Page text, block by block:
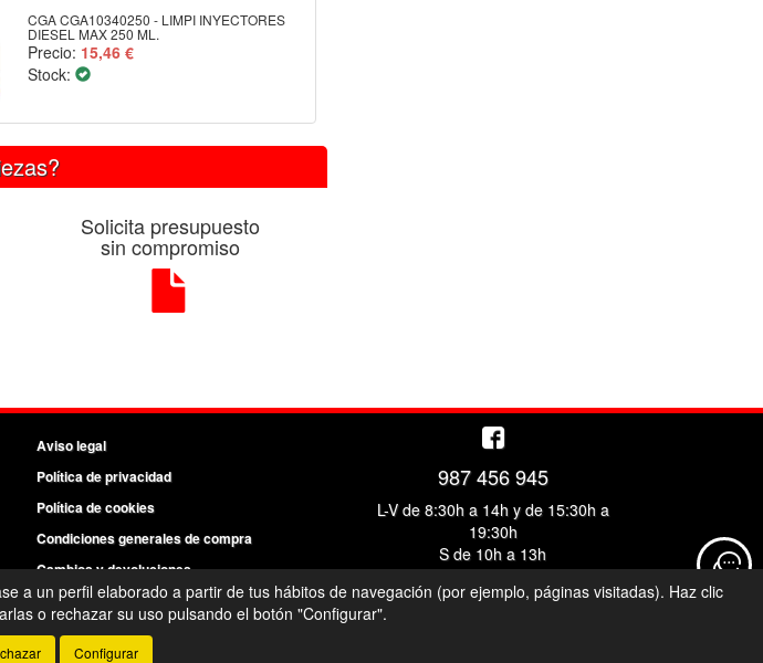
CGA CGA10340250 - LIMPI INYECTORES
DIESEL MAX 250 ML.
Precio: 15,46 €
Stock:
Solicita presupuesto
sin compromiso
Aviso legal
Política de privacidad
Política de cookies
Condiciones generales de compra
Cambios y devoluciones
987 456 945
L-V de 8:30h a 14h y de 15:30h a
19:30h
S de 10h a 13h
Tienda online de recambios de Gira
a un perfil elaborado a partir de tus hábitos de navegación (por ejemplo, páginas visitadas). Haz clic
o rechazar su uso pulsando el botón "Configurar".
Configurar